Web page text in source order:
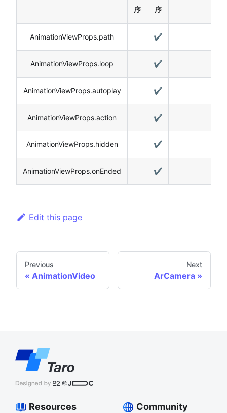
序
序
AnimationViewProps.path ✔️
AnimationViewProps.loop ✔️
AnimationViewProps.autoplay ✔️
AnimationViewProps.action ✔️
AnimationViewProps.hidden ✔️
AnimationViewProps.onEnded ✔️
Edit this page
Previous
AnimationVideo
Next
ArCamera
Resources Community